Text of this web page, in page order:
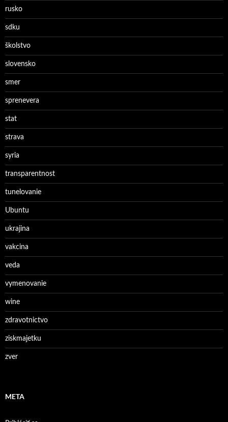
rusko
sdku
školstvo
slovensko
smer
sprenevera
stat
strava
syria
transparentnost
tunelovanie
Ubuntu
ukrajina
vakcina
veda
vymenovanie
wine
zdravotnictvo
ziskmajetku
zver
META